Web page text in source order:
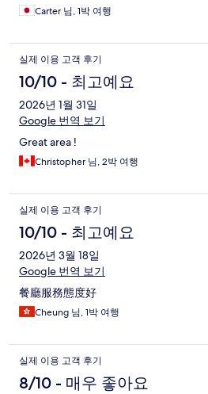
Carter 님, 1박 여행
실제 이용 고객 후기
10/10 - 최고예요
2026년 1월 31일
Google 번역 보기
Great area !
Christopher 님, 2박 여행
실제 이용 고객 후기
10/10 - 최고예요
2026년 3월 18일
Google 번역 보기
餐廳服務態度好
Cheung 님, 1박 여행
실제 이용 고객 후기
8/10 - 매우 좋아요